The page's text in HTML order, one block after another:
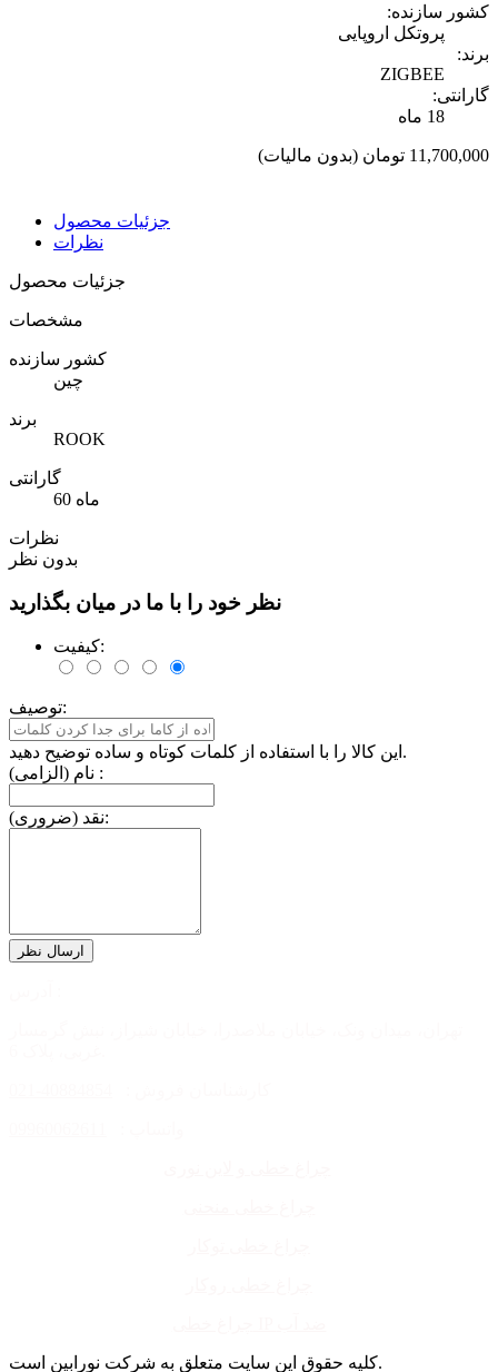
کشور سازنده:
پروتکل اروپایی
برند:
ZIGBEE
گارانتی:
18 ماه
11,700,000 تومان (بدون مالیات)
جزئیات محصول
نظرات
جزئیات محصول
مشخصات
کشور سازنده
چین
برند
ROOK
گارانتی
60 ماه
نظرات
بدون نظر
نظر خود را با ما در میان بگذارید
کیفیت:
توصیف:
این کالا را با استفاده از کلمات کوتاه و ساده توضیح دهید.
نام (الزامی) :
نقد (ضروری):
کلیه حقوق این سایت متعلق به شرکت نورابین است.